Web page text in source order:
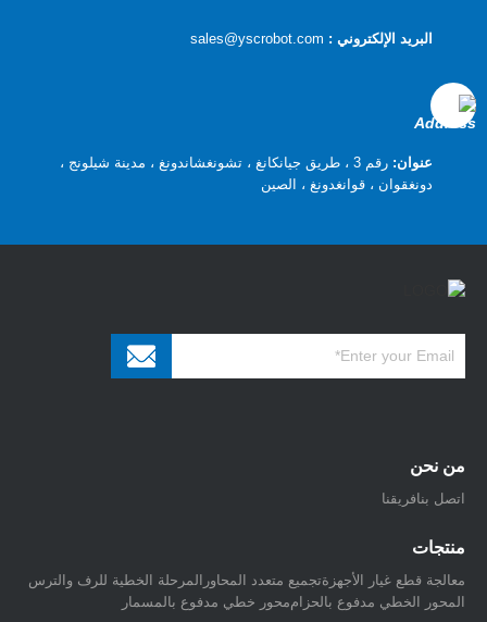
البريد الإلكتروني : sales@yscrobot.com
عنوان:
رقم 3 ، طريق جيانكانغ ، تشونغشاندونغ ، مدينة شيلونج ،
دونغقوان ، قوانغدونغ ، الصين
من نحن
اتصل بنافريقنا
منتجات
معالجة قطع غيار الأجهزةتجميع متعدد المحاور المرحلة الخطية للرف والترس
المحور الخطي مدفوع بالحزاممحور خطي مدفوع بالمسمار